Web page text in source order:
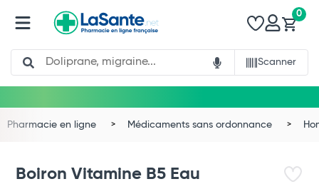
Search
Scanner
0
Pharmacie en ligne Médicaments sans ordonnance
Boiron Vitamine B5 Eau